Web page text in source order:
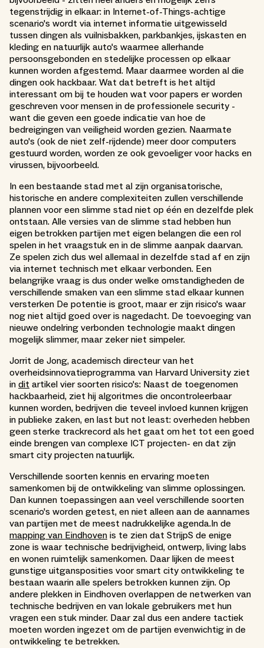
tegenstrijdig in elkaar: in Internet-of-Things-achtige
scenario's wordt via internet informatie uitgewisseld
tussen dingen als vuilnisbakken, parkbankjes, ijskasten en
kleding en natuurlijk auto's waarmee allerhande
persoonsgebonden en stedelijke processen op elkaar
kunnen worden afgestemd. Maar daarmee worden al die
dingen ook hackbaar. Wat dat betreft is het altijd
interessant om bij te houden wat voor papers er worden
geschreven voor mensen in de professionele security -
want die geven een goede indicatie van hoe de
bedreigingen van veiligheid worden gezien. Naarmate
auto's (ook de niet zelf-rijdende) meer door computers
gestuurd worden, worden ze ook gevoeliger voor hacks en
virussen, bijvoorbeeld.
In een bestaande stad met al zijn organisatorische,
historische en andere complexiteiten zullen verschillende
plannen voor een slimme stad niet op één en dezelfde plek
ontstaan. Alle versies van de slimme stad hebben hun
eigen betrokken partijen met eigen belangen die een rol
spelen in het vraagstuk en in de slimme aanpak daarvan.
Ze spelen zich dus wel allemaal in dezelfde stad af en zijn
via internet technisch met elkaar verbonden. Een
belangrijke vraag is dus onder welke omstandigheden de
verschillende smaken van een slimme stad elkaar kunnen
versterken De potentie is groot, maar er zijn risico's waar
nog niet altijd goed over is nagedacht. De toevoeging van
nieuwe ondelring verbonden technologie maakt dingen
mogelijk slimmer, maar zeker niet simpeler.
Jorrit de Jong, academisch directeur van het
overheidsinnovatieprogramma van Harvard University ziet
in dit artikel vier soorten risico's: Naast de toegenomen
hackbaarheid, ziet hij algoritmes die oncontroleerbaar
kunnen worden, bedrijven die teveel invloed kunnen krijgen
in publieke zaken, en last but not least: overheden hebben
geen sterke trackrecord als het gaat om het tot een goed
einde brengen van complexe ICT projecten- en dat zijn
smart city projecten natuurlijk.
Verschillende soorten kennis en ervaring moeten
samenkomen bij de ontwikkeling van slimme oplossingen.
Dan kunnen toepassingen aan veel verschillende soorten
scenario's worden getest, en niet alleen aan de aannames
van partijen met de meest nadrukkelijke agenda.In de
mapping van Eindhoven is te zien dat StrijpS de enige
zone is waar technische bedrijvigheid, ontwerp, living labs
en wonen ruimtelijk samenkomen. Daar lijken de meest
gunstige uitgansposities voor smart city ontwikkeling te
bestaan waarin alle spelers betrokken kunnen zijn. Op
andere plekken in Eindhoven overlappen de netwerken van
technische bedrijven en van lokale gebruikers met hun
vragen een stuk minder. Daar zal dus een andere tactiek
moeten worden ingezet om de partijen evenwichtig in de
ontwikkeling te betrekken.